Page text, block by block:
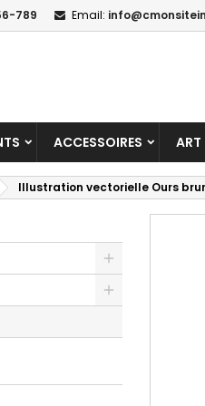
789 Email:
ACCESSOIRES ART
Illustration vectorielle Ours